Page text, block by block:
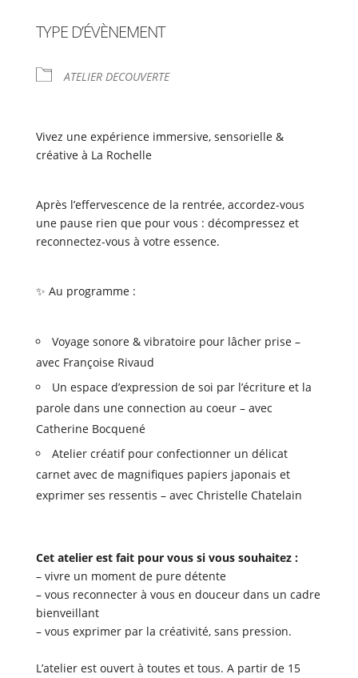
TYPE D’ÉVÈNEMENT
ATELIER DECOUVERTE
Vivez une expérience immersive, sensorielle &
créative à La Rochelle
Après l’effervescence de la rentrée, accordez-vous
une pause rien que pour vous : décompressez et
reconnectez-vous à votre essence.
✨ Au programme :
Voyage sonore & vibratoire pour lâcher prise –
avec Françoise Rivaud
Un espace d’expression de soi par l’écriture et la
parole dans une connection au coeur – avec
Catherine Bocquené
Atelier créatif pour confectionner un délicat
carnet avec de magnifiques papiers japonais et
exprimer ses ressentis – avec Christelle Chatelain
Cet atelier est fait pour vous si vous souhaitez :
– vivre un moment de pure détente
– vous reconnecter à vous en douceur dans un cadre
bienveillant
– vous exprimer par la créativité, sans pression.
L’atelier est ouvert à toutes et tous. A partir de 15